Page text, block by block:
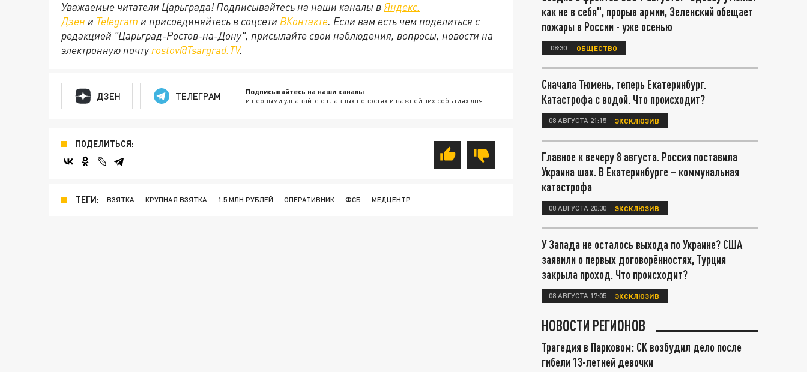
Уважаемые читатели Царьграда! Подписывайтесь на наши каналы вЯндекс.
Дзен и Telegram и присоединяйтесь в соцсети ВКонтакте. Если вам есть чем поделиться с
редакцией "Царьград-Ростов-на-Дону", присылайте свои наблюдения, вопросы, новости на
электронную почту rostov@Tsargrad.ТV.
ДЗЕН ТЕЛЕГРАМ Подписывайтесь на наши каналы
и первыми узнавайте о главных новостях и важнейших событиях дня.
ПОДЕЛИТЬСЯ:
ТЕГИ: ВЗЯТКА КРУПНАЯ ВЗЯТКА 1.5 МЛН РУБЛЕЙ ОПЕРАТИВНИК ФСБ МЕДЦЕНТР
как не в себя", прорыв армии, Зеленский обещает
пожары в России - уже осенью
08:30 ОБЩЕСТВО
Сначала Тюмень, теперь Екатеринбург.
Катастрофа с водой. Что происходит?
08 АВГУСТА 21:15 ЭКСКЛЮЗИВ
Главное к вечеру 8 августа. Россия поставила
Украина шах. В Екатеринбурге – коммунальная
катастрофа
08 АВГУСТА 20:30 ЭКСКЛЮЗИВ
У Запада не осталось выхода по Украине? США
заявили о первых договорённостях, Турция
закрыла проход. Что происходит?
08 АВГУСТА 17:05 ЭКСКЛЮЗИВ
НОВОСТИ РЕГИОНОВ
Трагедия в Парковом: СК возбудил дело после
гибели 13-летней девочки